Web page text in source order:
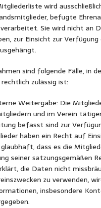
wird
befugte
Sie wird nicht an
zur Einsicht zur
sind folgende Fälle, in
zulässig ist:
Weitergabe: Die
und im Verein
befasst sind zur
haben ein Recht auf
dass es die
seiner satzungsgemäßen
die Daten nicht
zu verwenden,
insbesondere